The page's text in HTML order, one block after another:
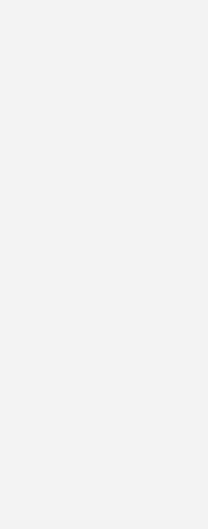
weiter
Energien
neuesten Zahlen: 70
Heizungen nutzen
angeht, liegt